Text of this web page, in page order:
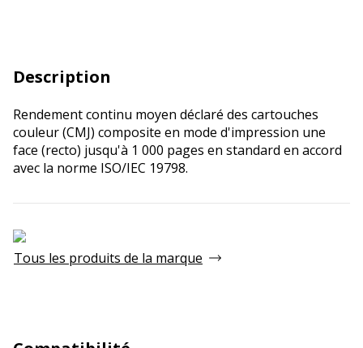
Description
Rendement continu moyen déclaré des cartouches
couleur (CMJ) composite en mode d'impression une
face (recto) jusqu'à 1 000 pages en standard en accord
avec la norme ISO/IEC 19798.
Tous les produits de la marque